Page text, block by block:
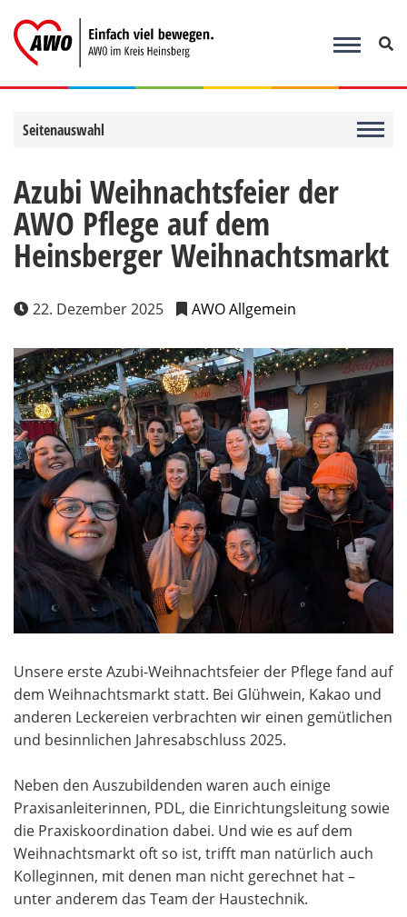
Inhalt
springen
Seitenauswahl
Azubi Weihnachtsfeier der
AWO Pflege auf dem
Heinsberger Weihnachtsmarkt
22. Dezember 2025 AWO Allgemein
Unsere erste Azubi-Weihnachtsfeier der Pflege fand auf
dem Weihnachtsmarkt statt. Bei Glühwein, Kakao und
anderen Leckereien verbrachten wir einen gemütlichen
und besinnlichen Jahresabschluss 2025.
Neben den Auszubildenden waren auch einige
Praxisanleiterinnen, PDL, die Einrichtungsleitung sowie
die Praxiskoordination dabei. Und wie es auf dem
Weihnachtsmarkt oft so ist, trifft man natürlich auch
Kolleginnen, mit denen man nicht gerechnet hat –
unter anderem das Team der Haustechnik.